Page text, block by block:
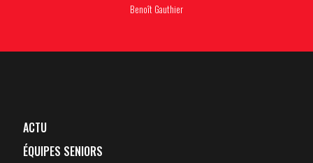
Benoît Gauthier
ACTU
ÉQUIPES SENIORS